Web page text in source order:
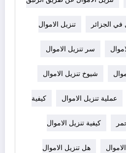
في الجزائر تنزيل الاموال
سر تنزيل الاموال
شيوخ تنزيل الاموال
عملية تنزيل الاموال كيفية
كيفية تنزيل الاموال
هل تنزيل الاموال